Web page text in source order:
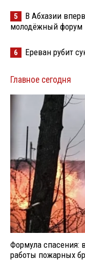
5
В Абхазии
молодёжный форум
6 Ереван рубит
Главное сегодня
Формула спасения:
работы пожарных